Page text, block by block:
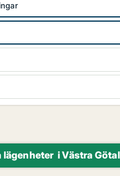
lägenheter i Västra